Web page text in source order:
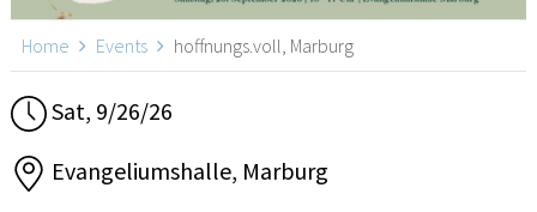
Home Events hoffnungs.voll, Marburg
Sat, 9/26/26
Evangeliumshalle, Marburg